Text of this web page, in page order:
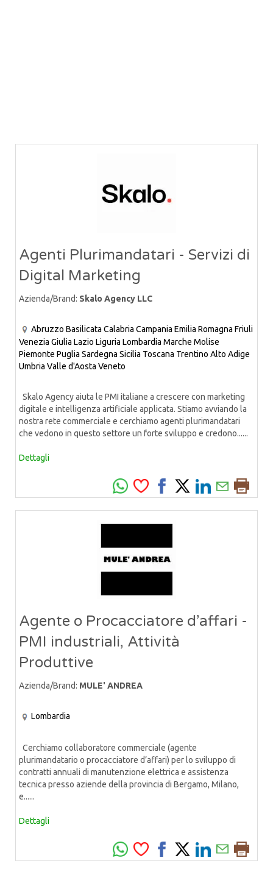
Agenti Plurimandatari - Servizi di
Digital Marketing
Azienda/Brand: Skalo Agency LLC
Abruzzo Basilicata Calabria Campania Emilia Romagna Friuli
Venezia Giulia Lazio Liguria Lombardia Marche Molise
Piemonte Puglia Sardegna Sicilia Toscana Trentino Alto Adige
Umbria Valle d'Aosta Veneto
Skalo Agency aiuta le PMI italiane a crescere con marketing
digitale e intelligenza artificiale applicata. Stiamo avviando la
nostra rete commerciale e cerchiamo agenti plurimandatari
che vedono in questo settore un forte sviluppo e credono......
Dettagli
Agente o Procacciatore d’affari -
PMI industriali, Attività
Produttive
Azienda/Brand: MULE' ANDREA
Lombardia
Cerchiamo collaboratore commerciale (agente
plurimandatario o procacciatore d’affari) per lo sviluppo di
contratti annuali di manutenzione elettrica e assistenza
tecnica presso aziende della provincia di Bergamo, Milano,
e......
Dettagli